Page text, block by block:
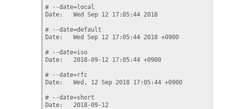
# --date=local
Date:   Wed Sep 12 17:05:44 2018
# --date=default
Date:   Wed Sep 12 17:05:44 2018 +0900
# --date=iso
Date:   2018-09-12 17:05:44 +0900
# --date=rfc
Date:   Wed, 12 Sep 2018 17:05:44 +0900
# --date=short
Date:   2018-09-12